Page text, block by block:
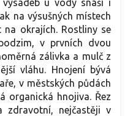
u vody snáší i
na výsušných místech
okrajích. Rostliny se
v prvních dvou
zálivka a mulč z
vláhu. Hnojení bývá
v městských půdách
organická hnojiva. Řez
zdravotní, nejčastěji v